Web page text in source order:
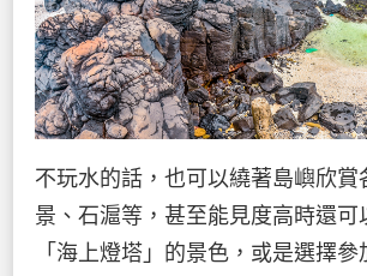
不玩水的話，也可以繞著島嶼欣賞
景、石滬等，甚至能見度高時還可
「海上燈塔」的景色，或是選擇參